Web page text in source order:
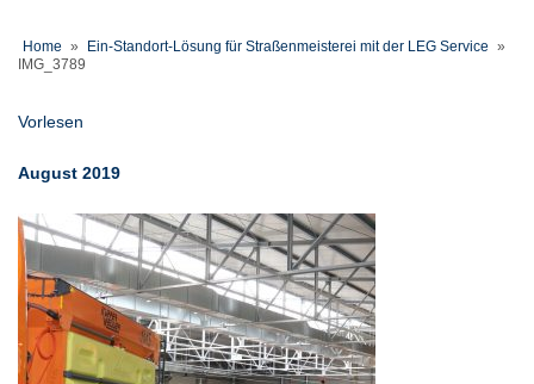
Home » Ein-Standort-Lösung für Straßenmeisterei mit der LEG Service »
IMG_3789
Vorlesen
August 2019